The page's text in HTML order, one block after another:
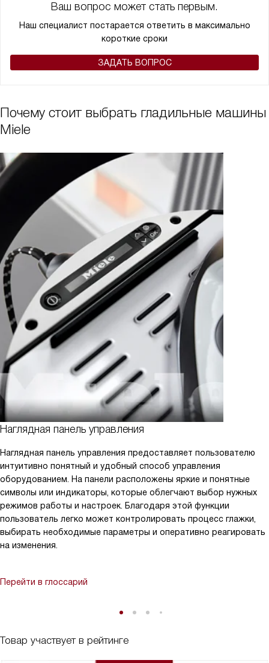
Товар участвует в рейтинге
Ваш вопрос может стать первым.
Наш специалист постарается ответить в максимально
короткие сроки
ЗАДАТЬ ВОПРОС
Почему стоит выбрать гладильные машины
Miele
Наглядная панель управления
Наглядная панель управления предоставляет пользователю
интуитивно понятный и удобный способ управления
оборудованием. На панели расположены яркие и понятные
символы или индикаторы, которые облегчают выбор нужных
режимов работы и настроек. Благодаря этой функции
пользователь легко может контролировать процесс глажки,
выбирать необходимые параметры и оперативно реагировать
на изменения.
Перейти в глоссарий